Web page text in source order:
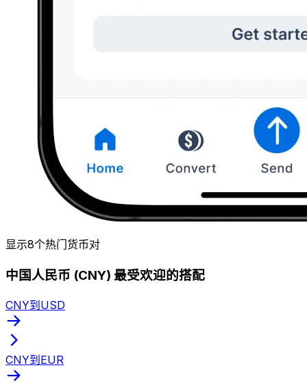
显示8个热门货币对
中国人民币 (CNY) 最受欢迎的搭配
CNY到USD
CNY到EUR